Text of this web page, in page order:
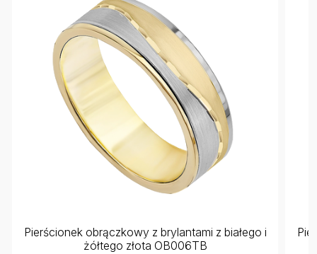
Pierścionek obrączkowy z brylantami z białego i
żółtego złota OB006TB